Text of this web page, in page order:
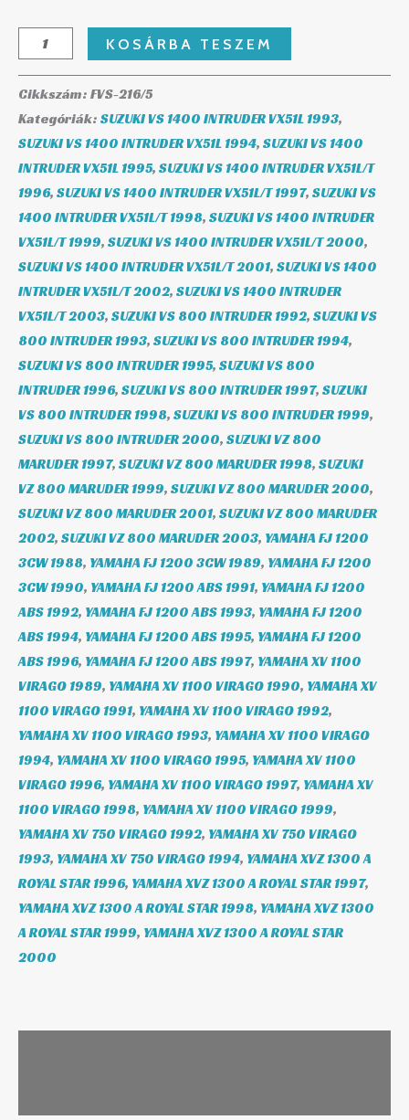
KOSÁRBA TESZEM
Cikkszám: FVS-216/5
Kategóriák: SUZUKI VS 1400 INTRUDER VX51L 1993,
SUZUKI VS 1400 INTRUDER VX51L 1994, SUZUKI VS 1400
INTRUDER VX51L 1995, SUZUKI VS 1400 INTRUDER VX51L/T
1996, SUZUKI VS 1400 INTRUDER VX51L/T 1997, SUZUKI VS
1400 INTRUDER VX51L/T 1998, SUZUKI VS 1400 INTRUDER
VX51L/T 1999, SUZUKI VS 1400 INTRUDER VX51L/T 2000,
SUZUKI VS 1400 INTRUDER VX51L/T 2001, SUZUKI VS 1400
INTRUDER VX51L/T 2002, SUZUKI VS 1400 INTRUDER
VX51L/T 2003, SUZUKI VS 800 INTRUDER 1992, SUZUKI VS
800 INTRUDER 1993, SUZUKI VS 800 INTRUDER 1994,
SUZUKI VS 800 INTRUDER 1995, SUZUKI VS 800
INTRUDER 1996, SUZUKI VS 800 INTRUDER 1997, SUZUKI
VS 800 INTRUDER 1998, SUZUKI VS 800 INTRUDER 1999,
SUZUKI VS 800 INTRUDER 2000, SUZUKI VZ 800
MARUDER 1997, SUZUKI VZ 800 MARUDER 1998, SUZUKI
VZ 800 MARUDER 1999, SUZUKI VZ 800 MARUDER 2000,
SUZUKI VZ 800 MARUDER 2001, SUZUKI VZ 800 MARUDER
2002, SUZUKI VZ 800 MARUDER 2003, YAMAHA FJ 1200
3CW 1988, YAMAHA FJ 1200 3CW 1989, YAMAHA FJ 1200
3CW 1990, YAMAHA FJ 1200 ABS 1991, YAMAHA FJ 1200
ABS 1992, YAMAHA FJ 1200 ABS 1993, YAMAHA FJ 1200
ABS 1994, YAMAHA FJ 1200 ABS 1995, YAMAHA FJ 1200
ABS 1996, YAMAHA FJ 1200 ABS 1997, YAMAHA XV 1100
VIRAGO 1989, YAMAHA XV 1100 VIRAGO 1990, YAMAHA XV
1100 VIRAGO 1991, YAMAHA XV 1100 VIRAGO 1992,
YAMAHA XV 1100 VIRAGO 1993, YAMAHA XV 1100 VIRAGO
1994, YAMAHA XV 1100 VIRAGO 1995, YAMAHA XV 1100
VIRAGO 1996, YAMAHA XV 1100 VIRAGO 1997, YAMAHA XV
1100 VIRAGO 1998, YAMAHA XV 1100 VIRAGO 1999,
YAMAHA XV 750 VIRAGO 1992, YAMAHA XV 750 VIRAGO
1993, YAMAHA XV 750 VIRAGO 1994, YAMAHA XVZ 1300 A
ROYAL STAR 1996, YAMAHA XVZ 1300 A ROYAL STAR 1997,
YAMAHA XVZ 1300 A ROYAL STAR 1998, YAMAHA XVZ 1300
A ROYAL STAR 1999, YAMAHA XVZ 1300 A ROYAL STAR
2000